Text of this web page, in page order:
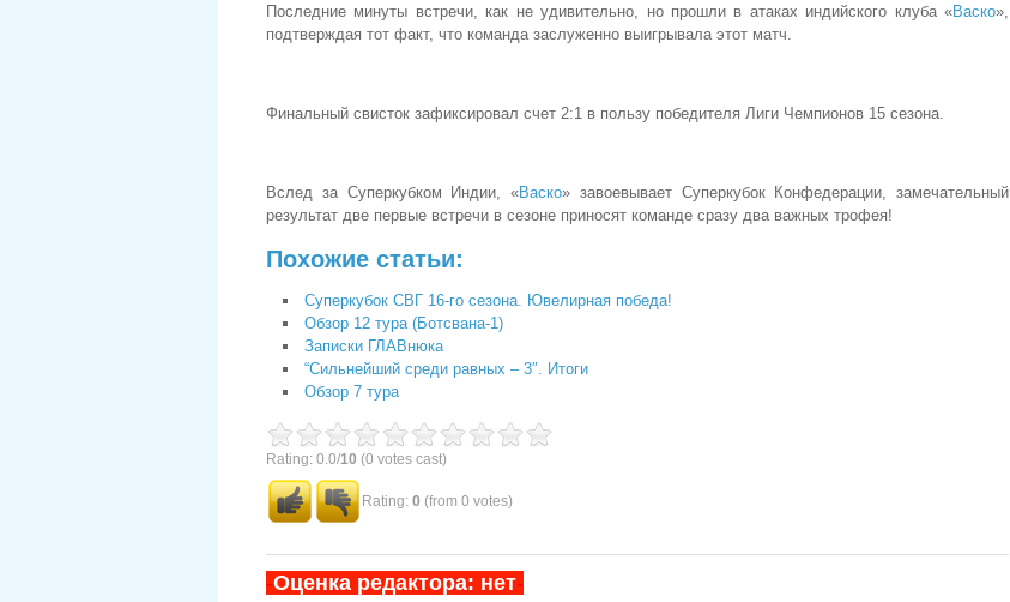
Последние минуты встречи, как не удивительно, но прошли в атаках индийского клуба «Васко»,
подтверждая тот факт, что команда заслуженно выигрывала этот матч.
Финальный свисток зафиксировал счет 2:1 в пользу победителя Лиги Чемпионов 15 сезона.
Вслед за Суперкубком Индии, «Васко» завоевывает Суперкубок Конфедерации, замечательный
результат две первые встречи в сезоне приносят команде сразу два важных трофея!
Похожие статьи:
Суперкубок СВГ 16-го сезона. Ювелирная победа!
Обзор 12 тура (Ботсвана-1)
Записки ГЛАВнюка
“Сильнейший среди равных – 3″. Итоги
Обзор 7 тура
Rating: 0.0/10 (0 votes cast)
Rating: 0 (from 0 votes)
-Оценка редактора: нет-